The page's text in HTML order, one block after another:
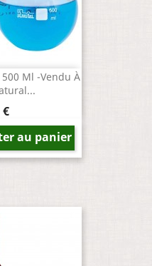
Ml -Vendu À
au panier